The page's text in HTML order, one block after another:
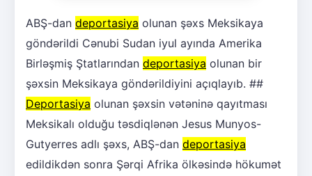
ABŞ-dan deportasiya olunan şəxs Meksikaya
göndərildi Cənubi Sudan iyul ayında Amerika
Birləşmiş Ştatlarından deportasiya olunan bir
şəxsin Meksikaya göndərildiyini açıqlayıb. ##
Deportasiya olunan şəxsin vətəninə qayıtması
Meksikalı olduğu təsdiqlənən Jesus Munyos-
Gutyerres adlı şəxs, ABŞ-dan deportasiya
edildikdən sonra Şərqi Afrika ölkəsində hökumət